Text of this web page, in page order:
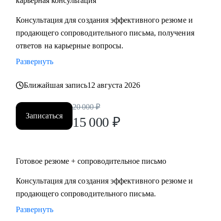
сферах:
• Продаж и работы с клиентами (B2B, B2C, B2G, E-
commerce)
• Финансов
• Образования/Ed-tech
• Маркетинга
• Закупок/Логистики.
Консультация для создания эффективного резюме и
продающего сопроводительного письма, получения
ответов на карьерные вопросы.
Развернуть
Ближайшая запись12 августа 2026
Записаться
20 000 ₽
15 000 ₽
Готовое резюме + сопроводительное письмо
Консультация для создания эффективного резюме и
продающего сопроводительного письма.
Развернуть